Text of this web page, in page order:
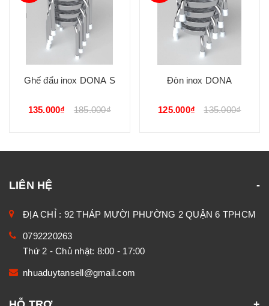
Ghế đẩu inox DONA S
135.000₫ 185.000₫
Đòn inox DONA
125.000₫ 135.000₫
LIÊN HỆ
ĐỊA CHỈ : 92 THÁP MƯỜI PHƯỜNG 2 QUẬN 6 TPHCM
0792220263
Thứ 2 - Chủ nhật: 8:00 - 17:00
nhuaduytansell@gmail.com